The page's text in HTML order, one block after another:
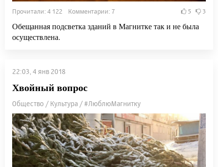
Прочитали: 4 122 Комментарии: 7 5 3
Обещанная подсветка зданий в Магнитке так и не была
осуществлена.
22:03, 4 янв 2018
Хвойный вопрос
Общество / Культура / #ЛюблюМагнитку